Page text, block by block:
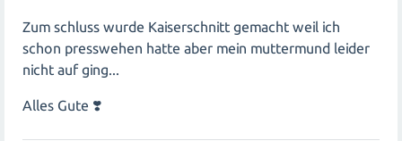
Zum schluss wurde Kaiserschnitt gemacht weil ich
schon presswehen hatte aber mein muttermund leider
nicht auf ging...
Alles Gute ❣️